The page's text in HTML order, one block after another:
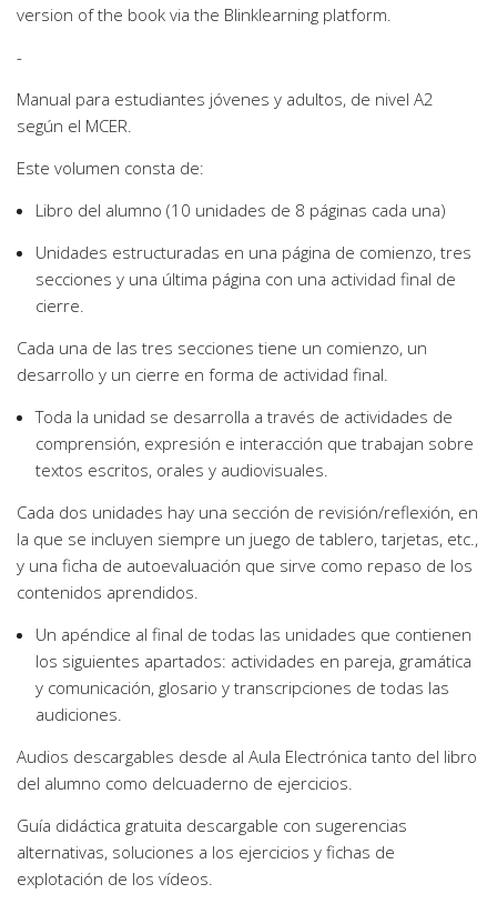
version of the book via the Blinklearning platform.
-
Manual para estudiantes jóvenes y adultos, de nivel A2
según el MCER.
Este volumen consta de:
Libro del alumno (10 unidades de 8 páginas cada una)
Unidades estructuradas en una página de comienzo, tres
secciones y una última página con una actividad final de
cierre.
Cada una de las tres secciones tiene un comienzo, un
desarrollo y un cierre en forma de actividad final.
Toda la unidad se desarrolla a través de actividades de
comprensión, expresión e interacción que trabajan sobre
textos escritos, orales y audiovisuales.
Cada dos unidades hay una sección de revisión/reflexión, en
la que se incluyen siempre un juego de tablero, tarjetas, etc.,
y una ficha de autoevaluación que sirve como repaso de los
contenidos aprendidos.
Un apéndice al final de todas las unidades que contienen
los siguientes apartados: actividades en pareja, gramática
y comunicación, glosario y transcripciones de todas las
audiciones.
Audios descargables desde al Aula Electrónica tanto del libro
del alumno como delcuaderno de ejercicios.
Guía didáctica gratuita descargable con sugerencias
alternativas, soluciones a los ejercicios y fichas de
explotación de los vídeos.